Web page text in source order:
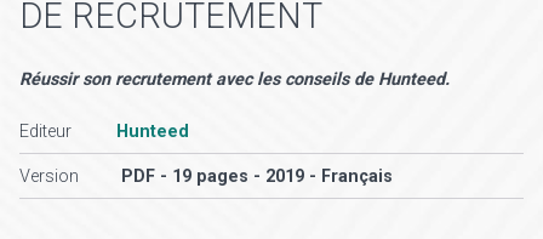
DE RECRUTEMENT
Réussir son recrutement avec les conseils de Hunteed.
Editeur Hunteed
Version PDF - 19 pages - 2019 - Français